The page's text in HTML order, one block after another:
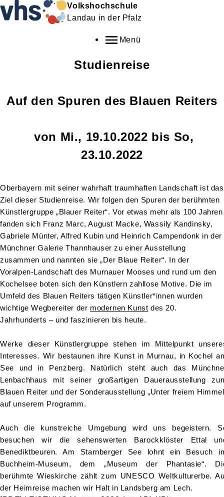
Volkshochschule
Landau in der Pfalz
Menü
Studienreise
Auf den Spuren des Blauen Reiters
von Mi., 19.10.2022 bis So,
23.10.2022
Oberbayern mit seiner wahrhaft traumhaften Landschaft ist das
Ziel dieser Studienreise. Wir folgen den Spuren der berühmten
Künstlergruppe „Blauer Reiter“. Vor etwas mehr als 100 Jahren
fanden sich Franz Marc, August Macke, Wassily Kandinsky,
Gabriele Münter, Alfred Kubin und Heinrich Campendonk in der
Münchner Galerie Thannhauser zu einer Ausstellung
zusammen und nannten sie „Der Blaue Reiter“. In der
Voralpen-Landschaft des Murnauer Mooses und rund um den
Kochelsee boten sich den Künstlern zahllose Motive. Die im
Umfeld des Blauen Reiters tätigen Künstler*innen wurden
wichtige Wegbereiter der modernen Kunst des 20.
Jahrhunderts – und faszinieren bis heute.
Werke dieser Künstlergruppe stehen im Mittelpunkt
Interesses. Wir bestaunen ihre Kunst in Murnau, in Kochel
See und in Penzberg. Natürlich steht auch das
Lenbachhaus mit seiner großartigen Dauerausstellung
Blauen Reiter und der Sonderausstellung „Unter freiem
auf unserem Programm.
Auch die kunstreiche Umgebung wird uns begeistern.
besuchen wir die sehenswerten Barockklöster Ettal
Benediktbeuren. Am Starnberger See lohnt ein Besuch
Buchheim-Museum, dem „Museum der Phantasie“.
berühmte Wieskirche zählt zum UNESCO Weltkulturerbe.
der Heimreise machen wir Halt in Landsberg am Lech.